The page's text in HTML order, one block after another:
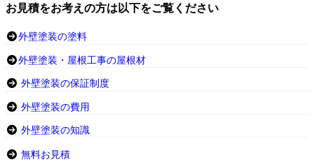
お見積をお考えの方は以下をご覧ください
外壁塗装の塗料
外壁塗装・屋根工事の屋根材
外壁塗装の保証制度
外壁塗装の費用
外壁塗装の知識
無料お見積